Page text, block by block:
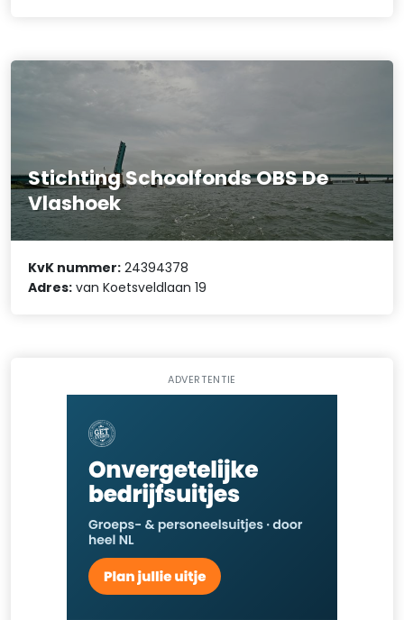
Stichting Schoolfonds OBS De
Vlashoek
KvK nummer: 24394378
Adres: van Koetsveldlaan 19
ADVERTENTIE